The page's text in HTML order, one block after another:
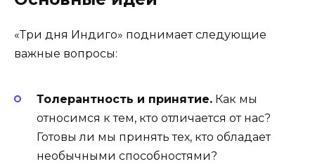
«Три дня Индиго» поднимает следующие
важные вопросы:
Толерантность и принятие. Как мы
относимся к тем, кто отличается от нас?
Готовы ли мы принять тех, кто обладает
необычными способностями?